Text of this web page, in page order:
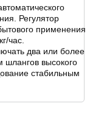
Регулятор
применения
час.
два или более
шлангов высокого
стабильным